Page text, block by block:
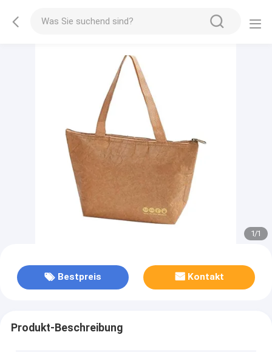
1/1
Bestpreis Kontakt
Produkt-Beschreibung